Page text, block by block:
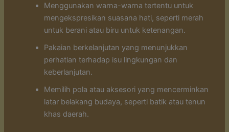
Menggunakan warna-warna tertentu untuk
mengekspresikan suasana hati, seperti merah
untuk berani atau biru untuk ketenangan.
Pakaian berkelanjutan yang menunjukkan
perhatian terhadap isu lingkungan dan
keberlanjutan.
Memilih pola atau aksesori yang mencerminkan
latar belakang budaya, seperti batik atau tenun
khas daerah.